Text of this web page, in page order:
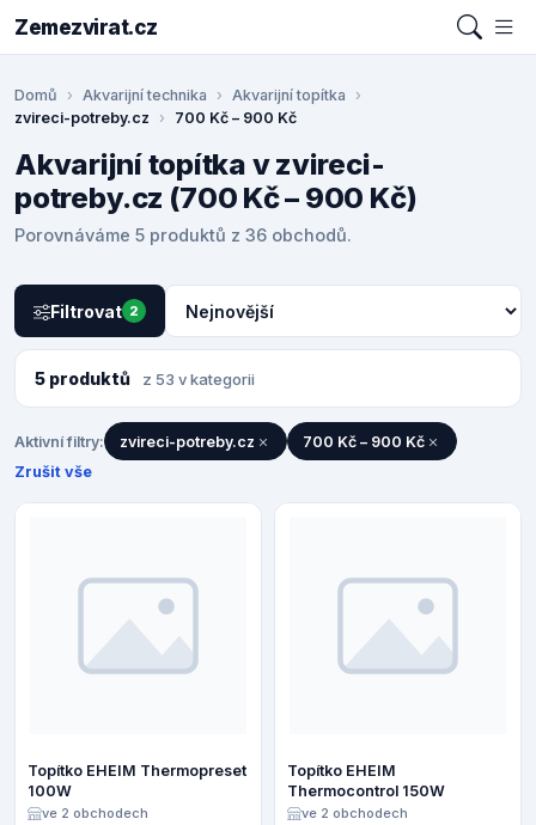
Zemezvirat.cz
Domů Akvarijní technika
Akvarijní topítka
zvireci-potreby.cz
700 Kč – 900 Kč
Akvarijní topítka v zvireci-
potreby.cz (700 Kč – 900 Kč)
Porovnáváme 5 produktů z 36 obchodů.
Filtrovat 2
5 produktů z 53 v kategorii
Aktivní filtry: zvireci-potreby.cz
700 Kč – 900 Kč
Zrušit vše
Topítko EHEIM Thermopreset
100W
ve 2 obchodech
Topítko EHEIM
Thermocontrol 150W
ve 2 obchodech